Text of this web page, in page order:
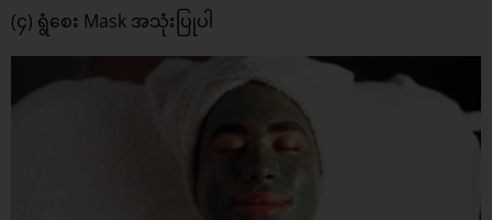
(၄) ရွံစေး Mask အသုံးပြုပါ